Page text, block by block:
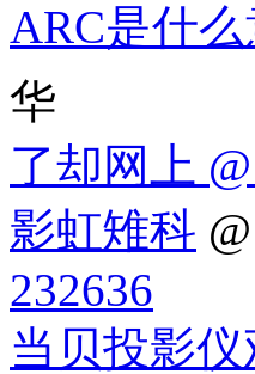
ARC是什
华
了却网上
影虹雉科
232636
当贝投影